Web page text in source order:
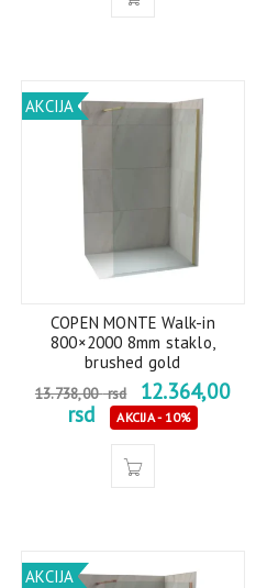
AKCIJA
COPEN MONTE Walk-in
800×2000 8mm staklo,
brushed gold
13.738,00rsd
12.364,00
rsd
AKCIJA - 10%
AKCIJA